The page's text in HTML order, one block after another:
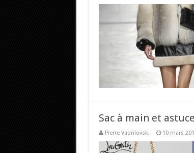
Sac à main et
Pierre Vaprilovski 10 mars